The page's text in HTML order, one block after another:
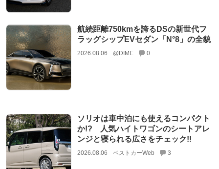
航続距離750kmを誇るDSの新世代フ
ラッグシップEVセダン「N°8」の全貌
2026.08.06 @DIME 0
ソリオは車中泊にも使えるコンパクト
か!? 人気ハイトワゴンのシートアレ
ンジと寝られる広さをチェック!!
2026.08.06 ベストカーWeb 3